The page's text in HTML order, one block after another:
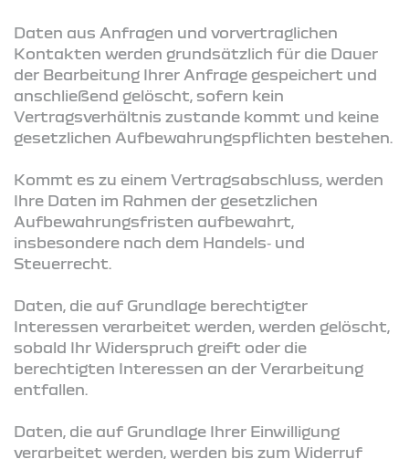
Daten aus Anfragen und vorvertraglichen
Kontakten werden grundsätzlich für die Dauer
der Bearbeitung Ihrer Anfrage gespeichert und
anschließend gelöscht, sofern kein
Vertragsverhältnis zustande kommt und keine
gesetzlichen Aufbewahrungspflichten bestehen.
Kommt es zu einem Vertragsabschluss, werden
Ihre Daten im Rahmen der gesetzlichen
Aufbewahrungsfristen aufbewahrt,
insbesondere nach dem Handels‑ und
Steuerrecht.
Daten, die auf Grundlage berechtigter
Interessen verarbeitet werden, werden gelöscht,
sobald Ihr Widerspruch greift oder die
berechtigten Interessen an der Verarbeitung
entfallen.
Daten, die auf Grundlage Ihrer Einwilligung
verarbeitet werden, werden bis zum Widerruf